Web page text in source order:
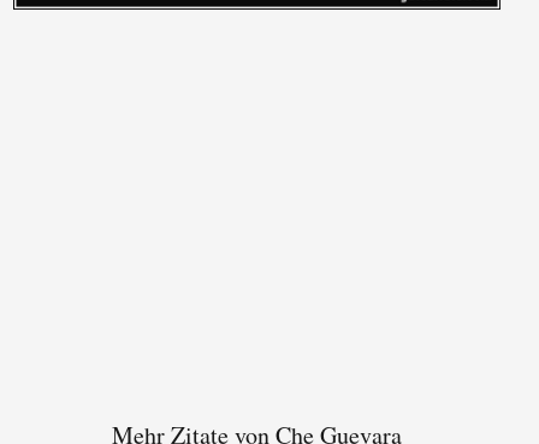
Mehr Zitate von Che Guevara